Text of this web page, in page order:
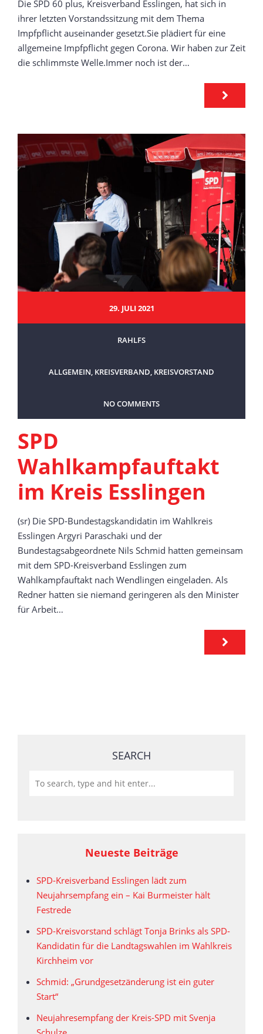
Die SPD 60 plus, Kreisverband Esslingen, hat sich in
ihrer letzten Vorstandssitzung mit dem Thema
Impfpflicht auseinander gesetzt.Sie plädiert für eine
allgemeine Impfpflicht gegen Corona. Wir haben zur Zeit
die schlimmste Welle.Immer noch ist der…
29. JULI 2021
RAHLFS
ALLGEMEIN, KREISVERBAND, KREISVORSTAND
NO COMMENTS
SPD
Wahlkampfauftakt
im Kreis Esslingen
(sr) Die SPD-Bundestagskandidatin im Wahlkreis
Esslingen Argyri Paraschaki und der
Bundestagsabgeordnete Nils Schmid hatten gemeinsam
mit dem SPD-Kreisverband Esslingen zum
Wahlkampfauftakt nach Wendlingen eingeladen. Als
Redner hatten sie niemand geringeren als den Minister
für Arbeit…
SEARCH
Neueste Beiträge
SPD-Kreisverband Esslingen lädt zum
Neujahrsempfang ein – Kai Burmeister hält
Festrede
SPD-Kreisvorstand schlägt Tonja Brinks als SPD-
Kandidatin für die Landtagswahlen im Wahlkreis
Kirchheim vor
Schmid: „Grundgesetzänderung ist ein guter
Start“
Neujahresempfang der Kreis-SPD mit Svenja